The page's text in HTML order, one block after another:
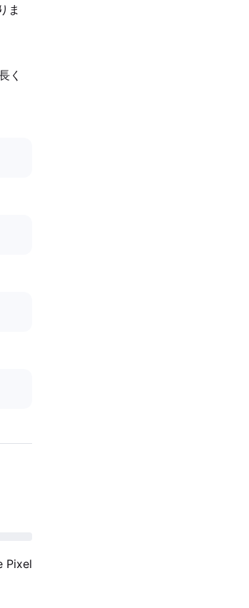
ま
く
Pixel